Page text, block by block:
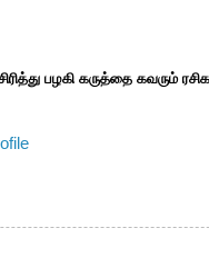
பழகி கருத்தை கவரும்